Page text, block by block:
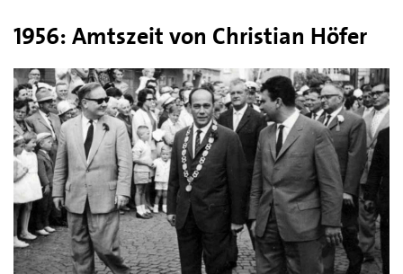
1956: Amtszeit von Christian Höfer